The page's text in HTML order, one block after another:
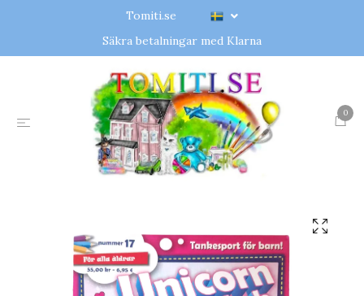
Tomiti.se
Säkra betalningar med Klarna
0